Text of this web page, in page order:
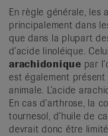
En règle générale, les
principalement dans
que dans la plupart
d’acide linoléique.
arachidonique par
est également présent
animale. L’acide
En cas d’arthrose, la
tournesol, d’huile de
devrait donc être